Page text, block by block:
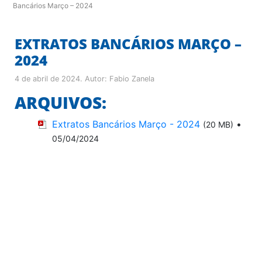
Bancários Março – 2024
EXTRATOS BANCÁRIOS MARÇO –
2024
4 de abril de 2024. Autor: Fabio Zanela
ARQUIVOS:
Extratos Bancários Março - 2024 (20 MB) •
05/04/2024